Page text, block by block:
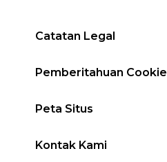
Catatan Legal
Pemberitahuan Cookie
Peta Situs
Kontak Kami